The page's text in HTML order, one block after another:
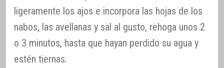
ligeramente los ajos e incorpora las hojas de los
nabos, las avellanas y sal al gusto, rehoga unos 2
o 3 minutos, hasta que hayan perdido su agua y
estén tiernas.